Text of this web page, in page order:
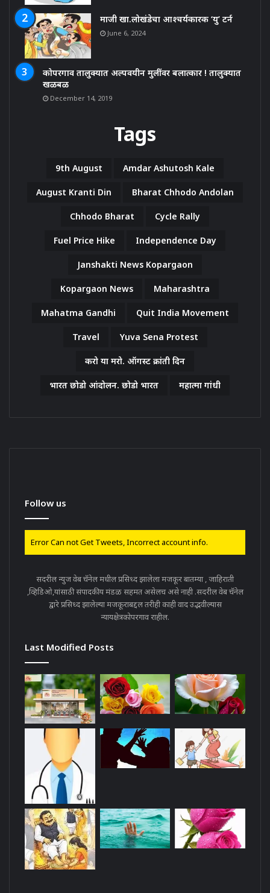
माजी खा.लोखंडेचा आश्चर्यकारक ‘यु’ टर्न
June 6, 2024
कोपरगाव तालुक्यात अल्पवयीन मुलींवर बलात्कार ! तालुक्यात
खळबळ
December 14, 2019
Tags
9th August Amdar Ashutosh Kale
August Kranti Din Bharat Chhodo Andolan
Chhodo Bharat Cycle Rally
Fuel Price Hike Independence Day
Janshakti News Kopargaon
Kopargaon News Maharashtra
Mahatma Gandhi Quit India Movement
Travel Yuva Sena Protest
करो या मरो. ऑगस्ट क्रांती दिन
भारत छोडो आंदोलन. छोडो भारत महात्मा गांधी
Follow us
Error Can not Get Tweets, Incorrect account info.
सदरील न्युज वेब चॅनेल मधील प्रसिध्द झालेला मजकूर बातम्या , जाहिराती
,व्हिडिओ,यांसाठी संपादकीय मंडळ सहमत असेलच असे नाही .सदरील वेब चॅनेल
द्वारे प्रसिध्द झालेल्या मजकूराबद्दल तरीही काही वाद उद्भवील्यास
न्यायक्षेत्रकोपरगाव राहील.
Last Modified Posts